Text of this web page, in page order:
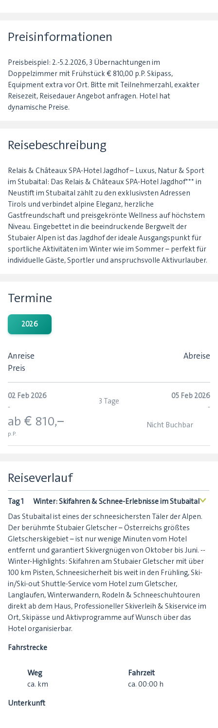
Preisinformationen
Preisbeispiel: 2.-5.2.2026, 3 Übernachtungen im
Doppelzimmer mit Frühstück € 810,00 p.P. Skipass,
Equipment extra vor Ort. Bitte mit Teilnehmerzahl, exakter
Reisezeit, Reisedauer Angebot anfragen. Hotel hat
dynamische Preise.
Reisebeschreibung
Relais & Châteaux SPA-Hotel Jagdhof – Luxus, Natur & Sport
im Stubaital: Das Relais & Châteaux SPA-Hotel Jagdhof*** in
Neustift im Stubaital zählt zu den exklusivsten Adressen
Tirols und verbindet alpine Eleganz, herzliche
Gastfreundschaft und preisgekrönte Wellness auf höchstem
Niveau. Eingebettet in die beeindruckende Bergwelt der
Stubaier Alpen ist das Jagdhof der ideale Ausgangspunkt für
sportliche Aktivitäten im Winter wie im Sommer – perfekt für
individuelle Gäste, Sportler und anspruchsvolle Aktivurlauber.
Termine
2026
Anreise
Abreise
Preis
02 Feb 2026
-
3 Tage
05 Feb 2026
-
ab € 810,–
p.P.
Nicht Buchbar
Reiseverlauf
Tag 1 Winter: Skifahren & Schnee-Erlebnisse im Stubaital<
Das Stubaital ist eines der schneesichersten Täler der Alpen.
Der berühmte Stubaier Gletscher – Österreichs größtes
Gletscherskigebiet – ist nur wenige Minuten vom Hotel
entfernt und garantiert Skivergnügen von Oktober bis Juni. --
Winter-Highlights: Skifahren am Stubaier Gletscher mit über
100 km Pisten, Schneesicherheit bis weit in den Frühling, Ski-
in/Ski-out Shuttle-Service vom Hotel zum Gletscher,
Langlaufen, Winterwandern, Rodeln & Schneeschuhtouren
direkt ab dem Haus, Professioneller Skiverleih & Skiservice im
Ort, Skipässe und Aktivprogramme auf Wunsch über das
Hotel organisierbar.
Fahrstrecke
Weg
ca. km
Fahrzeit
ca. 00:00 h
Unterkunft